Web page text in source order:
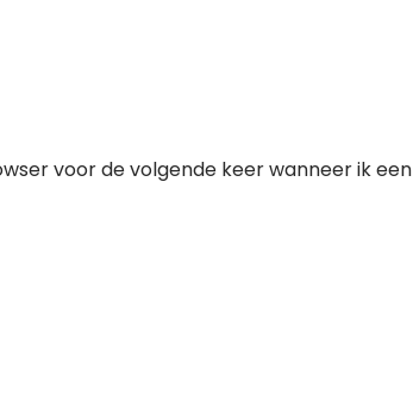
voor de volgende keer wanneer ik een